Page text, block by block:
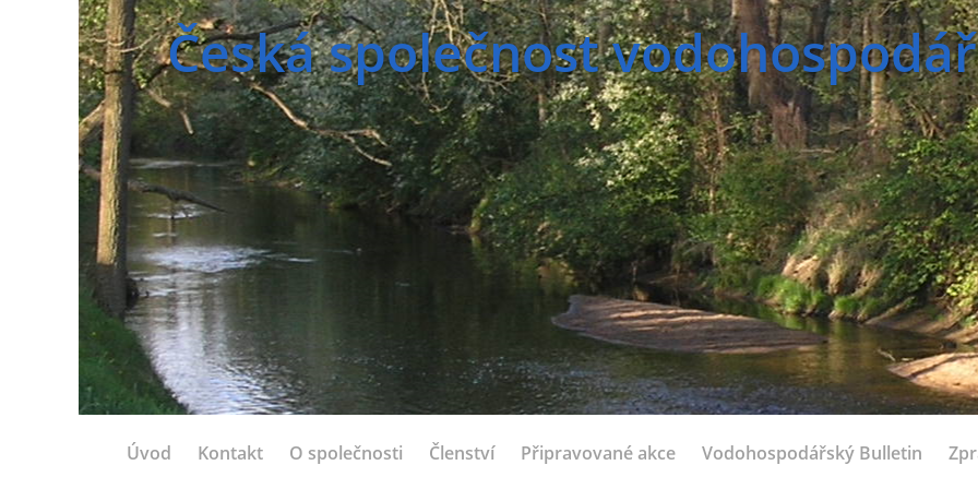
Česká společnost
Úvod Kontakt O společnosti Členství Připravované akce Vodohospodářský Bulletin